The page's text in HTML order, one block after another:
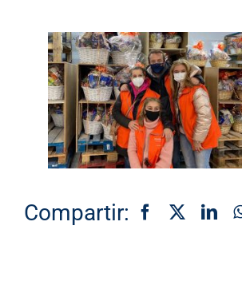
Compartir: